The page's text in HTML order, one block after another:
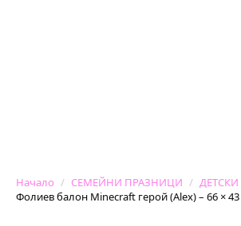
Начало СЕМЕЙНИ ПРАЗНИЦИ
Фолиев балон Minecraft герой (Alex) – 66 ×